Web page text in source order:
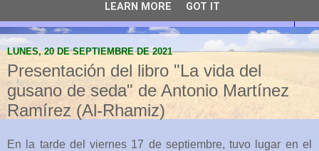
LUNES, 20 DE SEPTIEMBRE DE 2021
Presentación del libro "La vida del
gusano de seda" de Antonio Martínez
Ramírez (Al-Rhamiz)
En la tarde del viernes 17 de septiembre, tuvo lugar en el
LEARN MORE GOT IT